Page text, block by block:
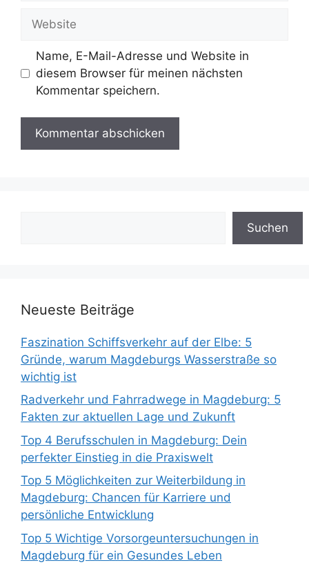
Website
Name, E-Mail-Adresse und Website in
diesem Browser für meinen nächsten
Kommentar speichern.
Suchen
Neueste Beiträge
Faszination Schiffsverkehr auf der Elbe: 5
Gründe, warum Magdeburgs Wasserstraße so
wichtig ist
Radverkehr und Fahrradwege in Magdeburg: 5
Fakten zur aktuellen Lage und Zukunft
Top 4 Berufsschulen in Magdeburg: Dein
perfekter Einstieg in die Praxiswelt
Top 5 Möglichkeiten zur Weiterbildung in
Magdeburg: Chancen für Karriere und
persönliche Entwicklung
Top 5 Wichtige Vorsorgeuntersuchungen in
Magdeburg für ein Gesundes Leben